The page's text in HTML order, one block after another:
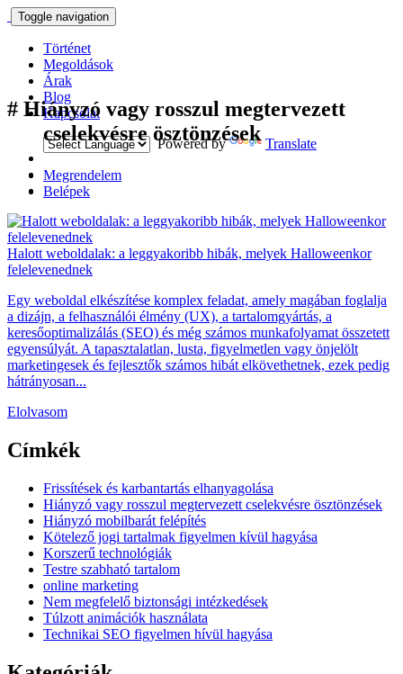
Toggle navigation
Történet
Megoldások
Árak
Blog
Kapcsolat
Powered by
Translate
Megrendelem
Belépek
# Hiányzó vagy rosszul megtervezett
cselekvésre ösztönzések
Halott weboldalak: a leggyakoribb hibák, melyek Halloweenkor
felelevenednek
Egy weboldal elkészítése komplex feladat, amely magában foglalja
a dizájn, a felhasználói élmény (UX), a tartalomgyártás, a
keresőoptimalizálás (SEO) és még számos munkafolyamat összetett
egyensúlyát. A tapasztalatlan, lusta, figyelmetlen vagy önjelölt
marketingesek és fejlesztők számos hibát elkövethetnek, ezek pedig
hátrányosan...
Elolvasom
Címkék
Frissítések és karbantartás elhanyagolása
Hiányzó vagy rosszul megtervezett cselekvésre ösztönzések
Hiányzó mobilbarát felépítés
Kötelező jogi tartalmak figyelmen kívül hagyása
Korszerű technológiák
Testre szabható tartalom
online marketing
Nem megfelelő biztonsági intézkedések
Túlzott animációk használata
Technikai SEO figyelmen hívül hagyása